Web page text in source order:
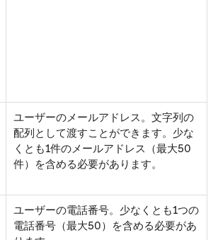
ユーザーのメールアドレス。文字列の
配列として渡すことができます。少な
くとも1件のメールアドレス（最大50
件）を含める必要があります。
in new tab)
ユーザーの電話番号。少なくとも1つの
電話番号（最大50）を含める必要があ